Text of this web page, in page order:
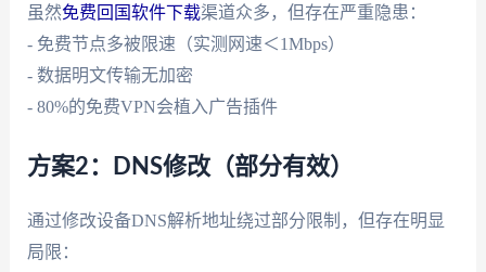
虽然免费回国软件下载渠道众多，但存在严重隐患：
- 免费节点多被限速（实测网速＜1Mbps）
- 数据明文传输无加密
- 80%的免费VPN会植入广告插件
方案2：DNS修改（部分有效）
通过修改设备DNS解析地址绕过部分限制，但存在明显
局限：